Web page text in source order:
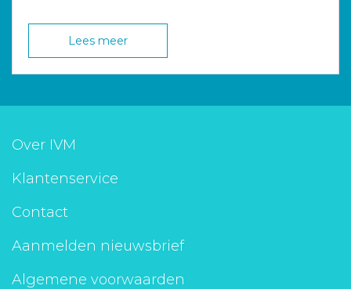
Lees meer
Over IVM
Klantenservice
Contact
Aanmelden nieuwsbrief
Algemene voorwaarden